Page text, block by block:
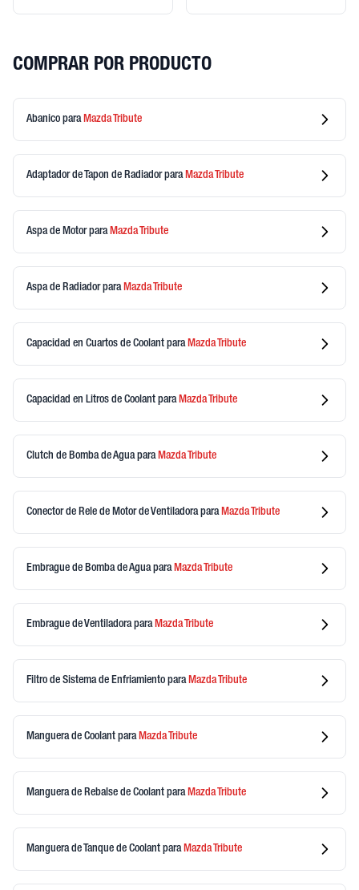
COMPRAR POR PRODUCTO
Abanico para MazdaTribute
Adaptador de Tapon de Radiadorpara MazdaTribute
Aspa de Motorpara MazdaTribute
Aspa de Radiadorpara MazdaTribute
Capacidad en Cuartos de Coolant para MazdaTribute
Capacidad en Litros de Coolant para MazdaTribute
Clutch de Bomba de Aguapara MazdaTribute
Conector de Rele de Motor de Ventiladorapara MazdaTribute
Embrague de Bomba de Aguapara MazdaTribute
Embrague de Ventiladorapara MazdaTribute
Filtro de Sistema de Enfriamiento para MazdaTribute
Manguera de Coolant para MazdaTribute
Manguera de Rebalse de Coolant para MazdaTribute
Manguera de Tanque de Coolant para MazdaTribute